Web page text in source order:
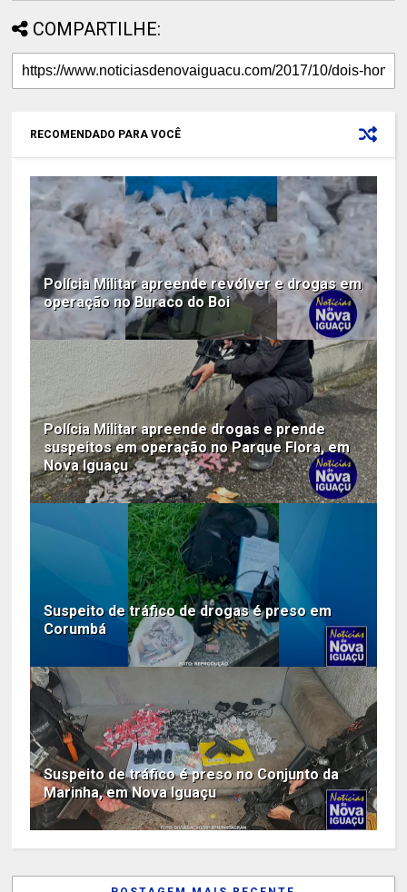
COMPARTILHE:
RECOMENDADO PARA VOCÊ
Polícia Militar apreende revólver e drogas em
operação no Buraco do Boi
Polícia Militar apreende drogas e prende
suspeitos em operação no Parque Flora, em
Nova Iguaçu
Suspeito de tráfico de drogas é preso em
Corumbá
Suspeito de tráfico é preso no Conjunto da
Marinha, em Nova Iguaçu